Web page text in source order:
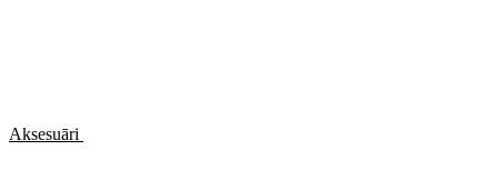
Aksesuāri